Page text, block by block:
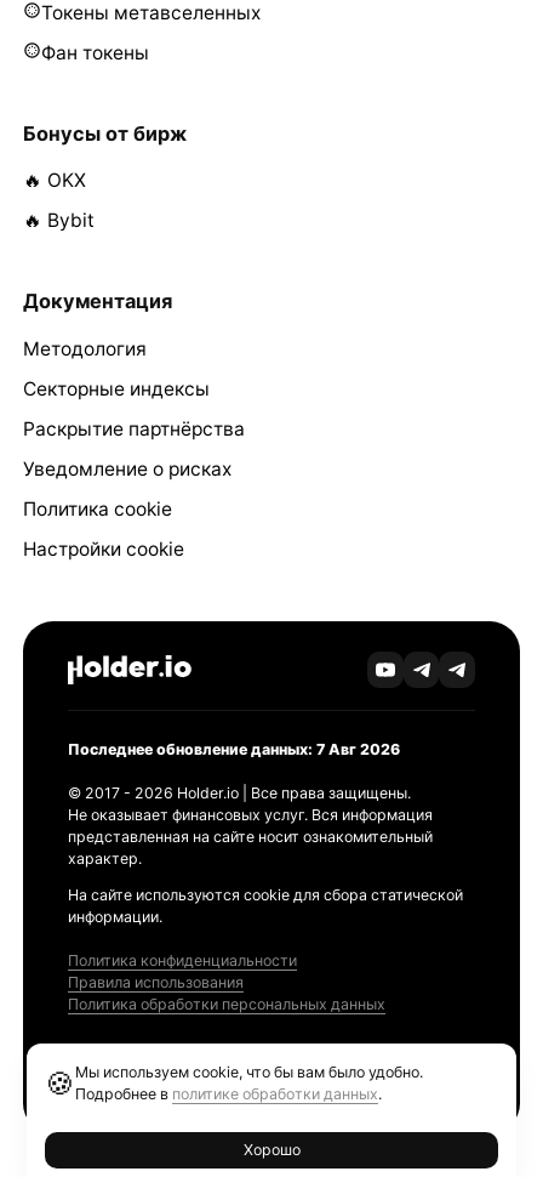
Токены метавселенных
Фан токены
Бонусы от бирж
🔥 OKX
🔥 Bybit
Документация
Методология
Секторные индексы
Раскрытие партнёрства
Уведомление о рисках
Политика cookie
Настройки cookie
Последнее обновление данных: 7 Авг 2026
© 2017 - 2026 Holder.io | Все права защищены.
Не оказывает финансовых услуг. Вся информация
представленная на сайте носит ознакомительный
характер.
На сайте используются cookie для сбора статической
информации.
Политика конфиденциальности
Правила использования
Политика обработки персональных данных
🍪 Мы используем cookie, что бы вам было удобно.
Подробнее в политике обработки данных.
Хорошо
Ethereum GAS Tracker